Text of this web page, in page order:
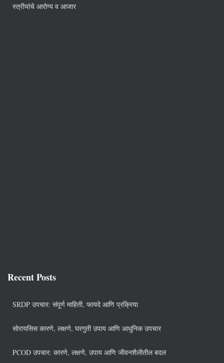
स्त्रीयांचे आरोग्य व आजार
Recent Posts
SRDP उपचार: संपूर्ण माहिती, फायदे आणि प्रक्रिया
सोरायसिस कारणे, लक्षणे, घरगुती उपाय आणि आधुनिक उपचार
PCOD उपचार: कारणे, लक्षणे, उपाय आणि जीवनशैलीतील बदल